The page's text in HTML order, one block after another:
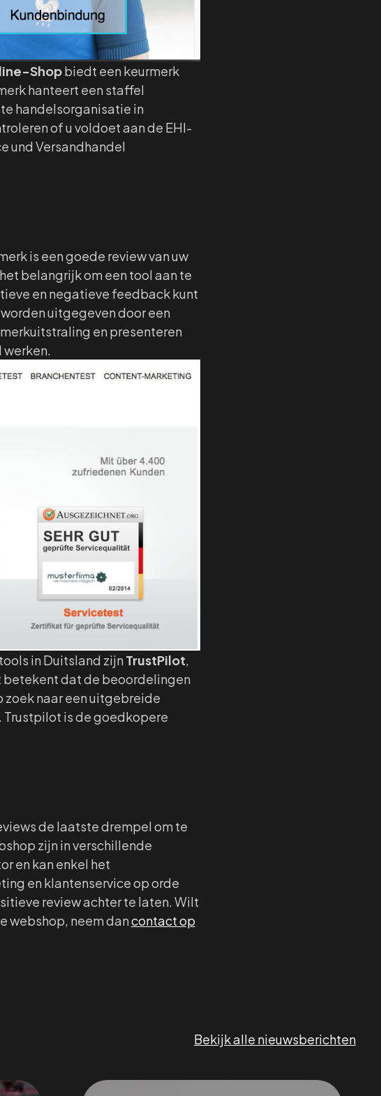
Shopbiedt een keurmerk
hanteert een staffel
handelsorganisatie in
of u voldoet aan de EHI-
und Versandhandel
is een goede review van uw
belangrijk om een tool aan te
en negatieve feedback kunt
uitgegeven door een
en presenteren
werken.
in Duitsland zijn TrustPilot,
betekent dat de beoordelingen
zoek naar een uitgebreide
is de goedkopere
de laatste drempel om te
zijn in verschillende
en kan enkel het
en klantenservice op orde
review achter te laten. Wilt
webshop, neem dancontact op
Bekijk alle nieuwsberichten